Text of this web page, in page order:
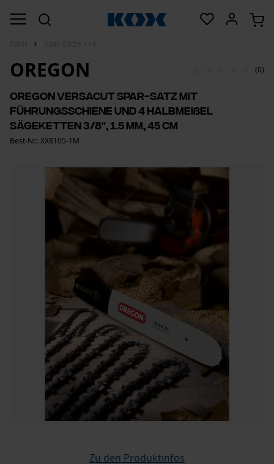
OREGON (0)
Oregon VersaCut Spar-Satz mit
Führungsschiene und 4 Halbmeißel
Sägeketten 3/8", 1.5 mm, 45 cm
Best-Nr.: XX8105-1M
Zu den Produktinfos